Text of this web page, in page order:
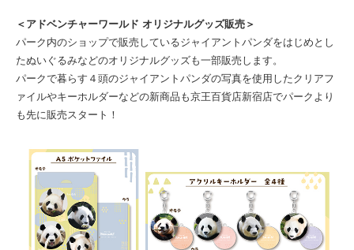
＜アドベンチャーワールド オリジナルグッズ販売＞
パーク内のショップで販売しているジャイアントパンダをはじめとし
たぬいぐるみなどのオリジナルグッズも⼀部販売します。
パークで暮らす４頭のジャイアントパンダの写真を使用したクリアフ
ァイルやキーホルダーなどの新商品も京王百貨店新宿店でパークより
も先に販売スタート！